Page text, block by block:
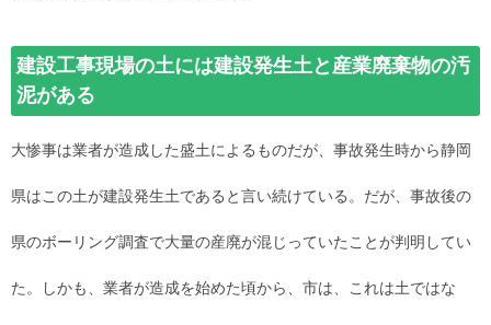
建設工事現場の土には建設発生土と産業廃棄物の汚
泥がある
大惨事は業者が造成した盛土によるものだが、事故発生時から静岡
県はこの土が建設発生土であると言い続けている。だが、事故後の
県のボーリング調査で大量の産廃が混じっていたことが判明してい
た。しかも、業者が造成を始めた頃から、市は、これは土ではな